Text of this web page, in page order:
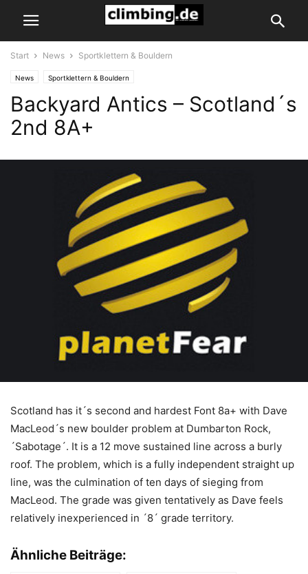
Start News Sportklettern & Bouldern
News Sportklettern & Bouldern
Backyard Antics – Scotland´s
2nd 8A+
Scotland has it´s second and hardest Font 8a+ with Dave
MacLeod´s new boulder problem at Dumbarton Rock,
´Sabotage´. It is a 12 move sustained line across a burly
roof. The problem, which is a fully independent straight up
line, was the culmination of ten days of sieging from
MacLeod. The grade was given tentatively as Dave feels
relatively inexperienced in ´8´ grade territory.
Ähnliche Beiträge: